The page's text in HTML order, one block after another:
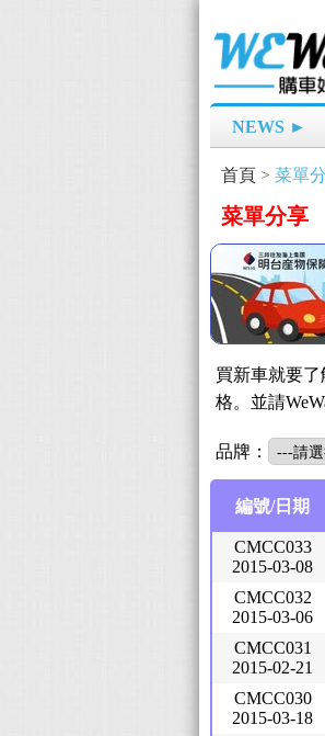
NEWS ►
首頁 > 菜單
菜單分享
買新車就要
格。並請
品牌：
編號/日期
CMCC033
2015-03-08
CMCC032
2015-03-06
CMCC031
2015-02-21
CMCC030
2015-03-18